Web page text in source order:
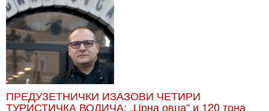
ПРЕДУЗЕТНИЧКИ ИЗАЗОВИ ЧЕТИРИ
ТУРИСТИЧКА ВОДИЧА: „Црна овца“ и 120 тона